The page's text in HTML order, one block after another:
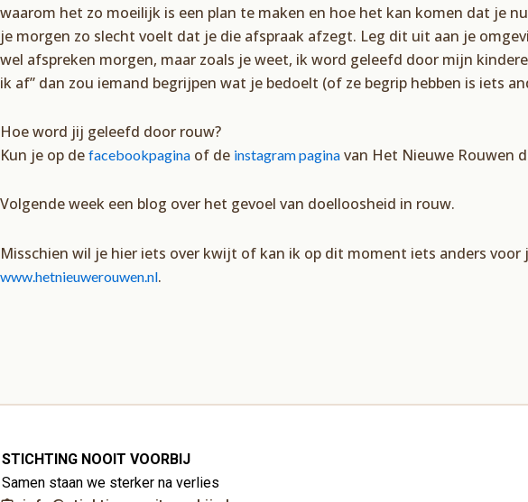
waarom het zo moeilijk is een plan te maken en hoe het kan komen dat je
je morgen zo slecht voelt dat je die afspraak afzegt. Leg dit uit aan je
wel afspreken morgen, maar zoals je weet, ik word geleefd door mijn
ik af” dan zou iemand begrijpen wat je bedoelt (of ze begrip hebben is iets
Hoe word jij geleefd door rouw?
Kun je op de facebookpagina of de instagram pagina van Het Nieuwe Rouwen
Volgende week een blog over het gevoel van doelloosheid in rouw.
Misschien wil je hier iets over kwijt of kan ik op dit moment iets anders voor
www.hetnieuwerouwen.nl.
STICHTING NOOIT VOORBIJ
Samen staan we sterker na verlies